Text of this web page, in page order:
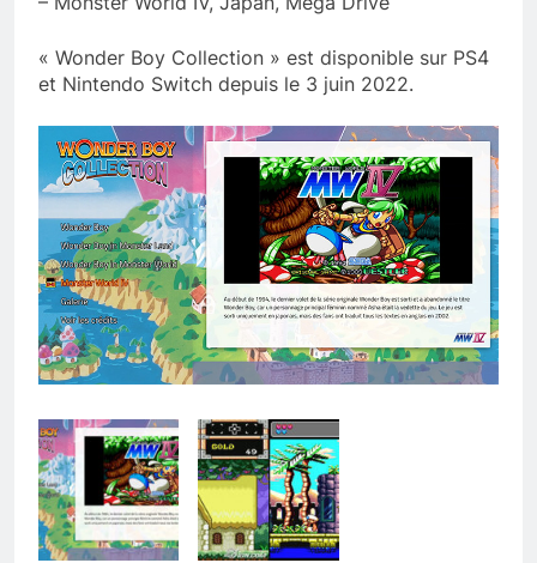
« Wonder Boy Collection » est disponible sur PS4
et Nintendo Switch depuis le 3 juin 2022.